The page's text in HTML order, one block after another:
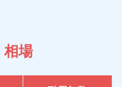
相場